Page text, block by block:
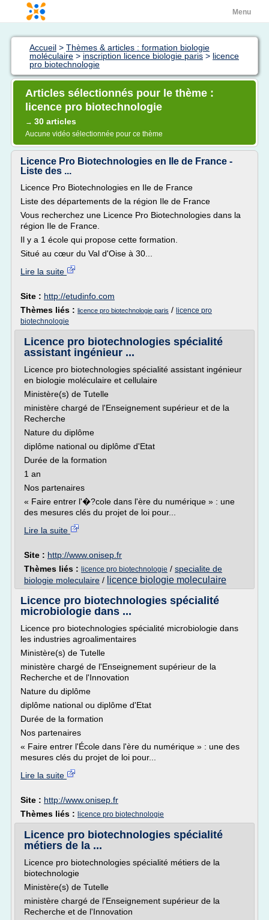
Menu
Accueil > Thèmes & articles : formation biologie
moléculaire > inscription licence biologie paris > licence
pro biotechnologie
Articles sélectionnés pour le thème :
licence pro biotechnologie
→ 30 articles
Aucune vidéo sélectionnée pour ce thème
Licence Pro Biotechnologies en Ile de France -
Liste des ...
Licence Pro Biotechnologies en Ile de France
Liste des départements de la région Ile de France
Vous recherchez une Licence Pro Biotechnologies dans la
région Ile de France.
Il y a 1 école qui propose cette formation.
Situé au cœur du Val d'Oise à 30...
Lire la suite
Site : http://etudinfo.com
Thèmes liés : licence pro biotechnologie paris / licence pro
biotechnologie
Licence pro biotechnologies spécialité
assistant ingénieur ...
Licence pro biotechnologies spécialité assistant ingénieur
en biologie moléculaire et cellulaire
Ministère(s) de Tutelle
ministère chargé de l'Enseignement supérieur et de la
Recherche
Nature du diplôme
diplôme national ou diplôme d'Etat
Durée de la formation
1 an
Nos partenaires
« Faire entrer l'�?cole dans l'ère du numérique » : une
des mesures clés du projet de loi pour...
Lire la suite
Site : http://www.onisep.fr
Thèmes liés : licence pro biotechnologie / specialite de
biologie moleculaire / licence biologie moleculaire
Licence pro biotechnologies spécialité
microbiologie dans ...
Licence pro biotechnologies spécialité microbiologie dans
les industries agroalimentaires
Ministère(s) de Tutelle
ministère chargé de l'Enseignement supérieur de la
Recherche et de l'Innovation
Nature du diplôme
diplôme national ou diplôme d'Etat
Durée de la formation
Nos partenaires
« Faire entrer l'École dans l'ère du numérique » : une des
mesures clés du projet de loi pour...
Lire la suite
Site : http://www.onisep.fr
Thèmes liés : licence pro biotechnologie
Licence pro biotechnologies spécialité
métiers de la ...
Licence pro biotechnologies spécialité métiers de la
biotechnologie
Ministère(s) de Tutelle
ministère chargé de l'Enseignement supérieur de la
Recherche et de l'Innovation